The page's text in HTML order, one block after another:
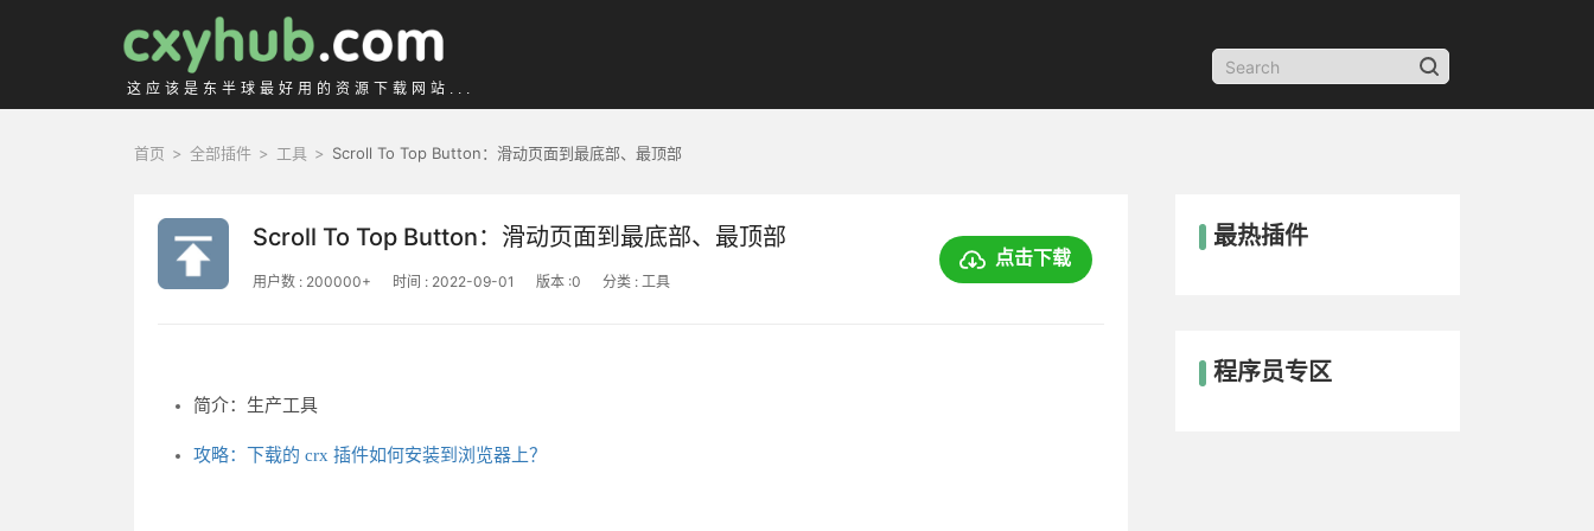
这应该是东半球最好用的资源下载网站...
首页 > 全部插件 > 工具 > Scroll To Top Button：滑动页面到最底部、最顶部
Scroll To Top Button：滑动页面到最底部、最顶部
用户数 : 200000+ 时间 : 2022-09-01 版本 :0 分类 : 工具
点击下载
简介：生产工具
攻略：下载的 crx 插件如何安装到浏览器上？
最热插件
程序员专区